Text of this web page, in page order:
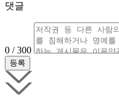
댓글
0 / 300